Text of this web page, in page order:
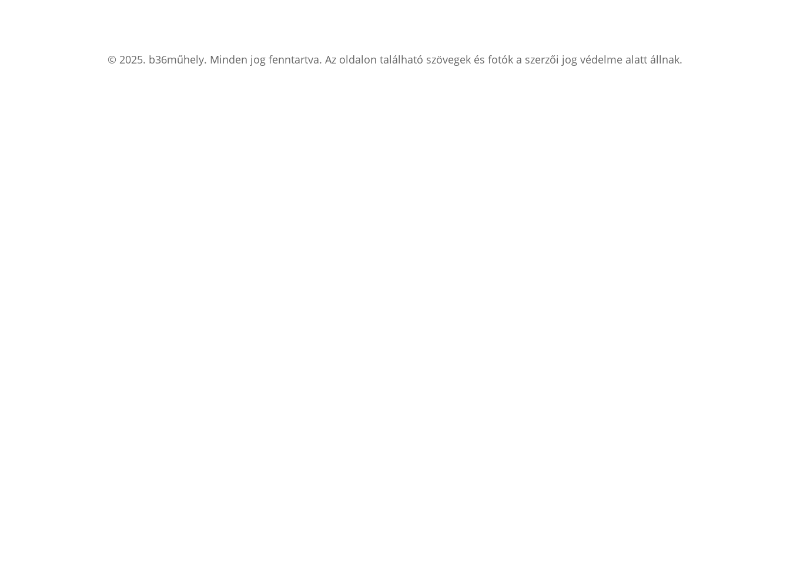
© 2025. b36műhely. Minden jog fenntartva. Az oldalon található szövegek és fotók a szerzői jog védelme alatt állnak.